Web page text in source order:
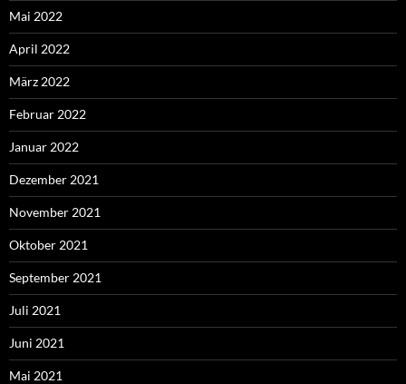
Mai 2022
April 2022
März 2022
Februar 2022
Januar 2022
Dezember 2021
November 2021
Oktober 2021
September 2021
Juli 2021
Juni 2021
Mai 2021